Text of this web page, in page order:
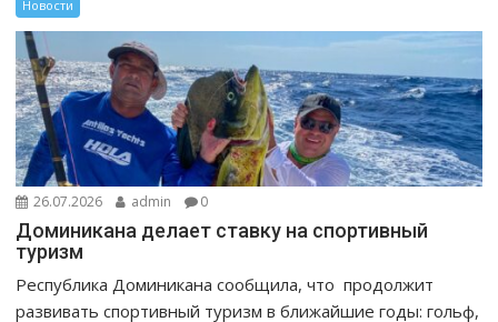
Новости
26.07.2026 admin 0
Доминикана делает ставку на спортивный
туризм
Республика Доминикана сообщила, что продолжит
развивать спортивный туризм в ближайшие годы: гольф,